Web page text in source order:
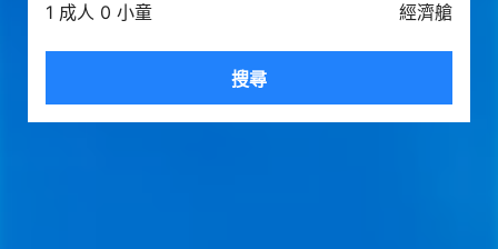
1 成人 0 小童 經濟艙
搜尋